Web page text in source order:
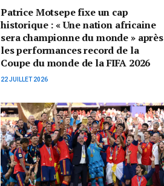
Patrice Motsepe fixe un cap
historique : « Une nation africaine
sera championne du monde » après
les performances record de la
Coupe du monde de la FIFA 2026
22 JUILLET 2026